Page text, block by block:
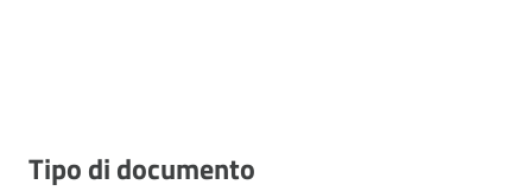
Descrizione
Tipo di documento